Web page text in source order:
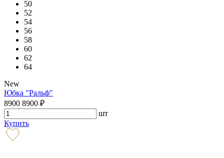
50
52
54
56
58
60
62
64
New
Юбка "Ральф"
8900 8900 ₽
шт
Купить